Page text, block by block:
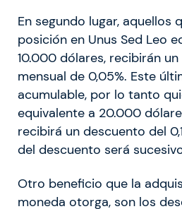
En segundo lugar, aquellos
posición en Unus Sed Leo
10.000 dólares, recibirán
mensual de 0,05%. Este
acumulable, por lo tanto
equivalente a 20.000
recibirá un descuento del
del descuento será
Otro beneficio que la
moneda otorga, son los